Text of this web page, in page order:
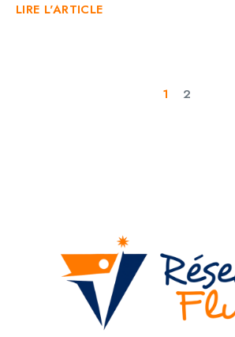
LIRE L'ARTICLE
1 2